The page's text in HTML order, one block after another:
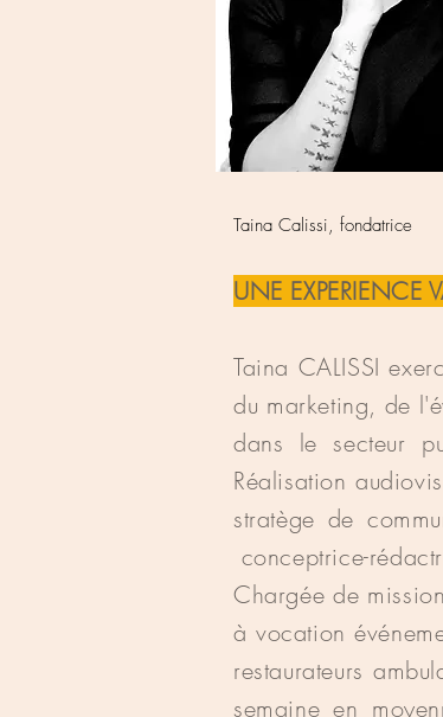
Taina Calissi, fondatrice
UNE EXPERIENCE
Taina CALISSI
du marketing, de
dans le secteur
Réalisation
stratège de
conceptrice-
Chargée de
à vocation
restaurateurs
semaine en